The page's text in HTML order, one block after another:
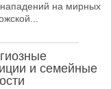
Чедыровой
нападений на мирных
и семейные